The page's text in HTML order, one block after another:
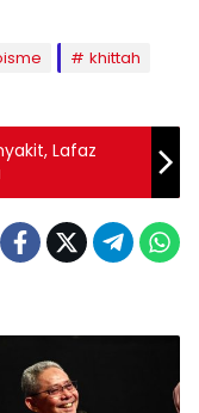
khittah
Lafaz